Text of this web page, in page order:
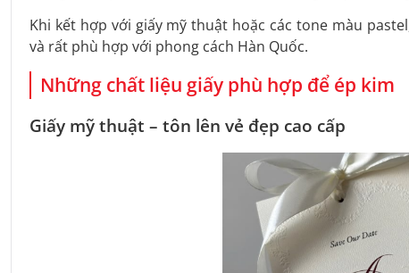
Khi kết hợp với giấy mỹ thuật hoặc các tone màu
và rất phù hợp với phong cách Hàn Quốc.
Những chất liệu giấy phù hợp để ép kim
Giấy mỹ thuật – tôn lên vẻ đẹp cao cấp